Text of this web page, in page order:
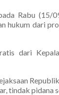
Rabu (15/
hukum dari
dari
tindak pidana